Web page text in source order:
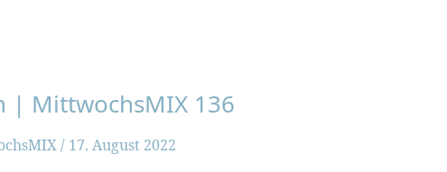
| MittwochsMIX 136
/ 17. August 2022